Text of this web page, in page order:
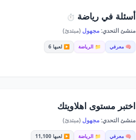
أسئلة في رياضة ⏱️
منشئ التحدي:مجهول(مبتدئ)
🧠 معرفي 📁 الرياضة ▶️ لعبها 6
اختبر مستوى اهلاويتك
منشئ التحدي:مجهول(مبتدئ)
🧠 معرفي 📁 الرياضة ▶️ لعبها 11,100